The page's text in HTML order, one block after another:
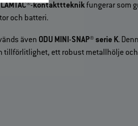
‑kontakttteknikfungerar som
och batteri.
även ODU MINI‑SNAP® serie K.
tillförlitlighet, ett robust metallhölje och